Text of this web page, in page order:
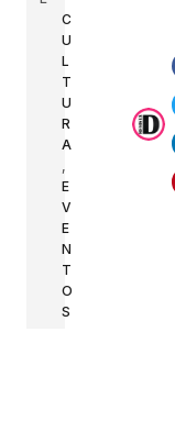
C
U
L
T
U
R
A
,
E
V
E
N
T
O
S